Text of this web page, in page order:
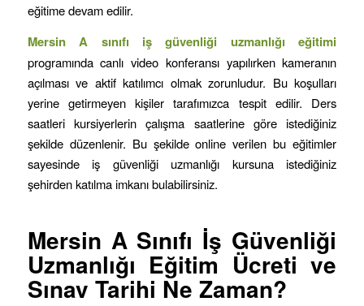
eğitime devam edilir.
MersinA sınıfı iş güvenliği uzmanlığı eğitimi
programında canlı video konferansı yapılırken kameranın
açılması ve aktif katılımcı olmak zorunludur. Bu koşulları
yerine getirmeyen kişiler tarafımızca tespit edilir. Ders
saatleri kursiyerlerin çalışma saatlerine göre istediğiniz
şekilde düzenlenir. Bu şekilde online verilen bu eğitimler
sayesinde iş güvenliği uzmanlığı kursuna istediğiniz
şehirden katılma imkanı bulabilirsiniz.
Mersin A Sınıfı İş Güvenliği
Uzmanlığı Eğitim Ücreti ve
Sınav Tarihi Ne Zaman?